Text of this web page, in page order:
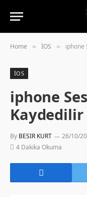
Home » İOS » iphone
İOS
iphone
Kaydedilir
By BESIR KURT 26/10/
4 Dakika Okuma